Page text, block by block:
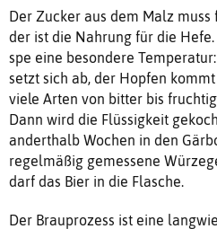
Der Zucker aus dem Malz
der ist die Nahrung für die
spe eine besondere
setzt sich ab, der Hopfen
viele Arten von bitter bis
Dann wird die Flüssigkeit
anderthalb Wochen in den
regelmäßig gemessene
darf das Bier in die Flasche.
Der Brauprozess ist eine